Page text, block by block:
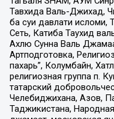
Тавхида Валь-Джихад,
ба суи давлати исломи,
Сеть, Катиба Таухид
Ахлю Сунна Валь
Артподготовка,
пахарь”, Колумбайн,
религиозная группа п.
татарский
Челебиджихана, Азов,
Таджикистана,